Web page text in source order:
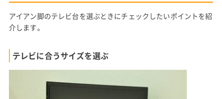
アイアン脚のテレビ台を選ぶときにチェックしたいポイントを紹
介します。
テレビに合うサイズを選ぶ